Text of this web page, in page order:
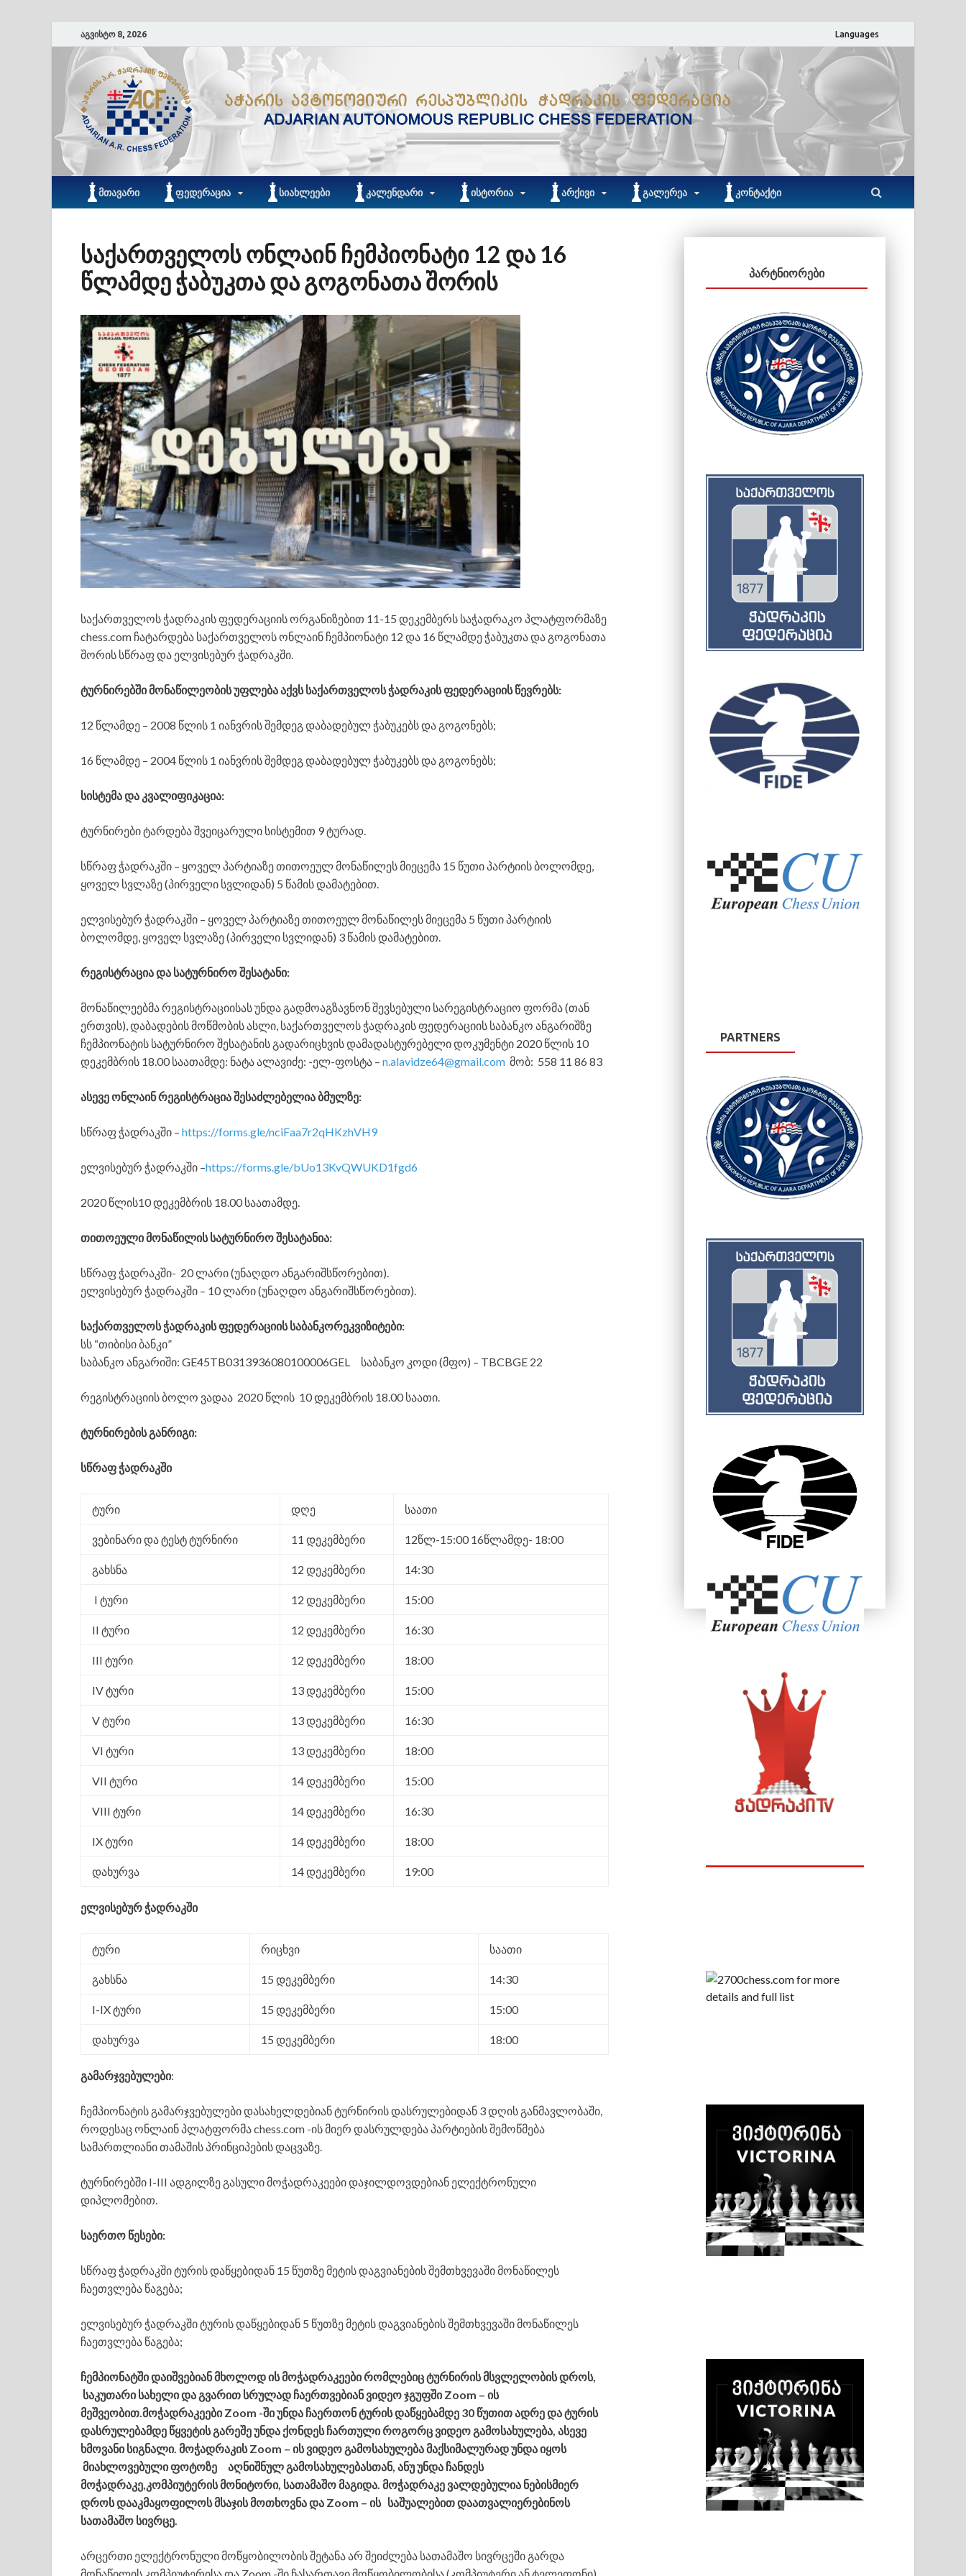
აგვისტო 8, 2026 Languages
ACF
აჭარის ჭადრაკის ფედერაცია
ᲛᲗᲐᲕᲐᲠᲘ ᲤᲔᲓᲔᲠᲐᲪᲘᲐ ᲡᲘᲐᲮᲚᲔᲔᲑᲘ ᲙᲐᲚᲔᲜᲓᲐᲠᲘ ᲘᲡᲢᲝᲠᲘᲐ ᲐᲠᲥᲘᲕᲘ ᲒᲐᲚᲔᲠᲔᲐ ᲙᲝᲜᲢᲐᲥᲢᲘ
საქართველოს ონლაინ ჩემპიონატი 12 და 16
წლამდე ჭაბუკთა და გოგონათა შორის
საქართველოს ჭადრაკის ფედერაციის ორგანიზებით 11-15 დეკემბერს საჭადრაკო პლატფორმაზე
chess.com ჩატარდება საქართველოს ონლაინ ჩემპიონატი 12 და 16 წლამდე ჭაბუკთა და გოგონათა
შორის სწრაფ და ელვისებურ ჭადრაკში.
ტურნირებში მონაწილეობის უფლება აქვს საქართველოს ჭადრაკის ფედერაციის წევრებს:
12 წლამდე – 2008 წლის 1 იანვრის შემდეგ დაბადებულ ჭაბუკებს და გოგონებს;
16 წლამდე – 2004 წლის 1 იანვრის შემდეგ დაბადებულ ჭაბუკებს და გოგონებს;
სისტემა და კვალიფიკაცია:
ტურნირები ტარდება შვეიცარული სისტემით 9 ტურად.
სწრაფ ჭადრაკში – ყოველ პარტიაზე თითოეულ მონაწილეს მიეცემა 15 წუთი პარტიის ბოლომდე,
ყოველ სვლაზე (პირველი სვლიდან) 5 წამის დამატებით.
ელვისებურ ჭადრაკში – ყოველ პარტიაზე თითოეულ მონაწილეს მიეცემა 5 წუთი პარტიის
ბოლომდე, ყოველ სვლაზე (პირველი სვლიდან) 3 წამის დამატებით.
რეგისტრაცია და სატურნირო შესატანი:
მონაწილეებმა რეგისტრაციისას უნდა გადმოაგზავნონ შევსებული სარეგისტრაციო ფორმა (თან
ერთვის), დაბადების მოწმობის ასლი, საქართველოს ჭადრაკის ფედერაციის საბანკო ანგარიშზე
ჩემპიონატის სატურნირო შესატანის გადარიცხვის დამადასტურებელი დოკუმენტი 2020 წლის 10
დეკემბრის 18.00 საათამდე: ნატა ალავიძე: -ელ-ფოსტა – n.alavidze64@gmail.com მობ: 558 11 86 83
ასევე ონლაინ რეგისტრაცია შესაძლებელია ბმულზე:
სწრაფ ჭადრაკში – https://forms.gle/nciFaa7r2qHKzhVH9
ელვისებურ ჭადრაკში –https://forms.gle/bUo13KvQWUKD1fgd6
2020 წლის10 დეკემბრის 18.00 საათამდე.
თითოეული მონაწილის სატურნირო შესატანია:
სწრაფ ჭადრაკში- 20 ლარი (უნაღდო ანგარიშსწორებით).
ელვისებურ ჭადრაკში – 10 ლარი (უნაღდო ანგარიშსწორებით).
საქართველოს ჭადრაკის ფედერაციის საბანკორეკვიზიტები:
სს “თიბისი ბანკი”
საბანკო ანგარიში: GE45TB0313936080100006GEL საბანკო კოდი (მფო) – TBCBGE 22
რეგისტრაციის ბოლო ვადაა 2020 წლის 10 დეკემბრის 18.00 საათი.
ტურნირების განრიგი:
სწრაფ ჭადრაკში
ტური დღე საათი
ვებინარი და ტესტ ტურნირი 11 დეკემბერი 12წლ-15:00 16წლამდე- 18:00
გახსნა 12 დეკემბერი 14:30
I ტური 12 დეკემბერი 15:00
II ტური 12 დეკემბერი 16:30
III ტური 12 დეკემბერი 18:00
IV ტური 13 დეკემბერი 15:00
V ტური 13 დეკემბერი 16:30
VI ტური 13 დეკემბერი 18:00
VII ტური 14 დეკემბერი 15:00
VIII ტური 14 დეკემბერი 16:30
IX ტური 14 დეკემბერი 18:00
დახურვა 14 დეკემბერი 19:00
ელვისებურ ჭადრაკში
ტური რიცხვი საათი
გახსნა 15 დეკემბერი 14:30
I-IX ტური 15 დეკემბერი 15:00
დახურვა 15 დეკემბერი 18:00
გამარჯვებულები:
ჩემპიონატის გამარჯვებულები დასახელდებიან ტურნირის დასრულებიდან 3 დღის განმავლობაში,
როდესაც ონლაინ პლატფორმა chess.com -ის მიერ დასრულდება პარტიების შემოწმება
სამართლიანი თამაშის პრინციპების დაცვაზე.
ტურნირებში I-III ადგილზე გასული მოჭადრაკეები დაჯილდოვდებიან ელექტრონული
დიპლომებით.
საერთო წესები:
სწრაფ ჭადრაკში ტურის დაწყებიდან 15 წუთზე მეტის დაგვიანების შემთხვევაში მონაწილეს
ჩაეთვლება წაგება;
ელვისებურ ჭადრაკში ტურის დაწყებიდან 5 წუთზე მეტის დაგვიანების შემთხვევაში მონაწილეს
ჩაეთვლება წაგება;
ჩემპიონატში დაიშვებიან მხოლოდ ის მოჭადრაკეები რომლებიც ტურნირის მსვლელობის დროს,
საკუთარი სახელი და გვარით სრულად ჩაერთვებიან ვიდეო ჯგუფში Zoom – ის
მეშვეობით.მოჭადრაკეები Zoom -ში უნდა ჩაერთონ ტურის დაწყებამდე 30 წუთით ადრე და ტურის
დასრულებამდე წყვეტის გარეშე უნდა ქონდეს ჩართული როგორც ვიდეო გამოსახულება, ასევე
ხმოვანი სიგნალი. მოჭადრაკის Zoom – ის ვიდეო გამოსახულება მაქსიმალურად უნდა იყოს
მიახლოვებული ფოტოზე აღნიშნულ გამოსახულებასთან, ანუ უნდა ჩანდეს
მოჭადრაკე,კომპიუტერის მონიტორი, სათამაშო მაგიდა. მოჭადრაკე ვალდებულია ნებისმიერ
დროს დააკმაყოფილოს მსაჯის მოთხოვნა და Zoom – ის საშუალებით დაათვალიერებინოს
სათამაშო სივრცე.
არცერთი ელექტრონული მოწყობილობის შეტანა არ შეიძლება სათამაშო სივრცეში გარდა
ᲞᲐᲠᲢᲜᲘᲝᲠᲔᲑᲘ
PARTNERS